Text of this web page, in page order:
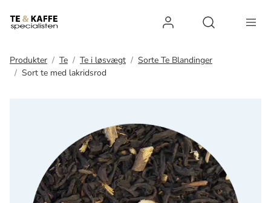
Log ind
Produkter Te Te i løsvægt
Sorte Te Blandinger
Sort te med lakridsrod